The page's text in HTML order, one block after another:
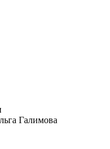
Галимова